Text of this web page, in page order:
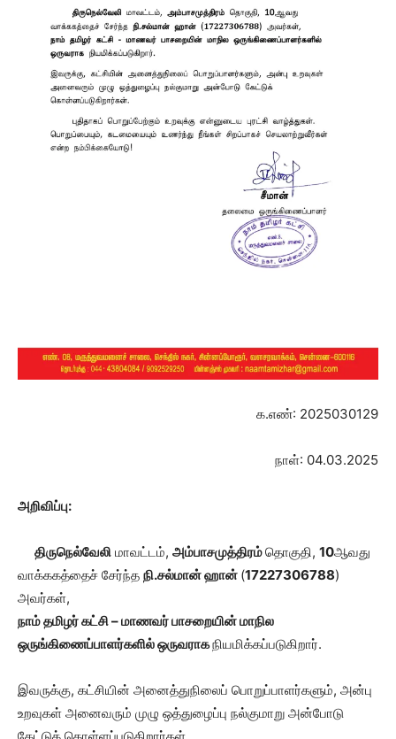
க.எண்: 2025030129
நாள்: 04.03.2025
அறிவிப்பு:
திருநெல்வேலி மாவட்டம், அம்பாசமுத்திரம்தொகுதி, 10ஆவது
வாக்ககத்தைச் சேர்ந்த நி.சல்மான் ஹான் (17227306788)
அவர்கள்,
நாம் தமிழர் கட்சி – மாணவர் பாசறையின் மாநில
ஒருங்கிணைப்பாளர்களில் ஒருவராகநியமிக்கப்படுகிறார்.
இவருக்கு, கட்சியின் அனைத்துநிலைப் பொறுப்பாளர்களும், அன்பு
உறவுகள் அனைவரும் முழு ஒத்துழைப்பு நல்குமாறு அன்போடு